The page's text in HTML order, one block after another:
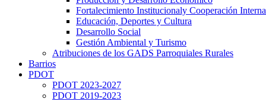
Fortalecimiento Institucionaly Cooperación
Educación, Deportes y Cultura
Desarrollo Social
Gestión Ambiental y Turismo
Atribuciones de los GADS Parroquiales Rurales
Barrios
PDOT
PDOT 2023-2027
PDOT 2019-2023